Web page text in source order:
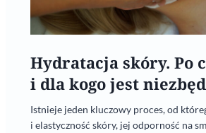
Hydratacja skóry. Po
i dla kogo jest
Istnieje jeden kluczowy proces, od
i elastyczność skóry, jej odporność na